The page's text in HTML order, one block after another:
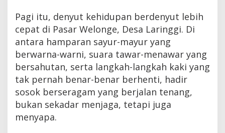
Pagi itu, denyut kehidupan berdenyut lebih
cepat di Pasar Welonge, Desa Laringgi. Di
antara hamparan sayur-mayur yang
berwarna-warni, suara tawar-menawar yang
bersahutan, serta langkah-langkah kaki yang
tak pernah benar-benar berhenti, hadir
sosok berseragam yang berjalan tenang,
bukan sekadar menjaga, tetapi juga
menyapa.